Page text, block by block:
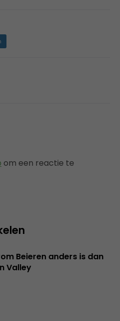
om een reactie te
Beieren anders is dan
Valley